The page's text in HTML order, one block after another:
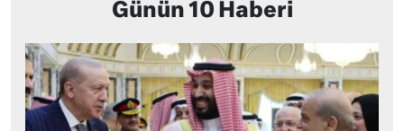
Günün 10 Haberi